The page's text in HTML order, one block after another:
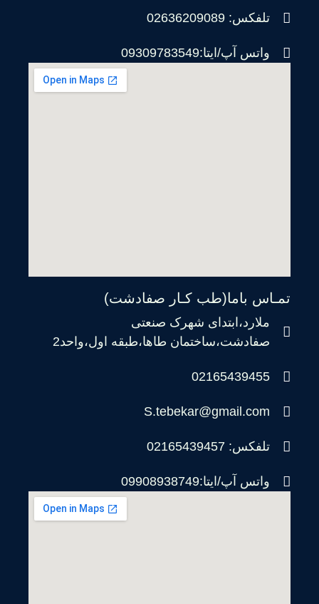
تلفکس: 02636209089
واتس آپ/ایتا:09309783549
تمـاس باما(طب کـار صفادشت)
ملارد،ابتدای شهرک صنعتی
صفادشت،ساختمان طاها،طبقه اول،واحد2
02165439455
S.tebekar@gmail.com
تلفکس: 02165439457
واتس آپ/ایتا:09908938749